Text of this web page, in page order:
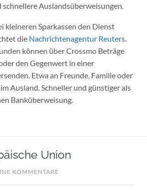
Auslandsüberweisungen.
kleineren Sparkassen den Dienst
dieNachrichtenagentur Reuters.
können über Crossmo Beträge
den Gegenwert in einer
Etwa an Freunde, Familie oder
Ausland. Schneller und günstiger als
Banküberweisung.
Union
KOMMENTARE